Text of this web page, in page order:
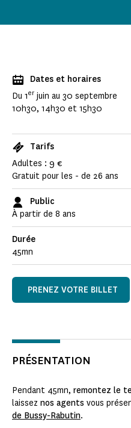
Dates et horaires
Du 1er juin au 30 septembre
10h30, 14h30 et 15h30
Tarifs
Adultes : 9 €
Gratuit pour les - de 26 ans
Public
À partir de 8 ans
Durée
45mn
PRENEZ VOTRE BILLET
PRÉSENTATION
Pendant 45mn, remontez le
laissez nos agents vous
de Bussy-Rabutin.